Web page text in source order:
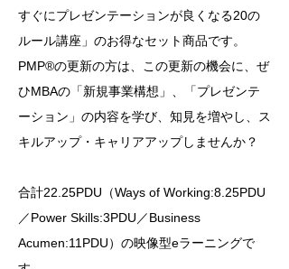
すぐにプレゼンテーションが良くなる20の
ルール講座」のお得なセット商品です。
PMP®の更新の方は、この更新の機会に、ぜ
ひMBAの「新規事業構想」、「プレゼンテ
ーション」の内容を学び、知見を増やし、ス
キルアップ・キャリアアップしませんか？
合計22.25PDU（Ways of Working:8.25PDU
／Power Skills:3PDU／Business
Acumen:11PDU）の映像型eラーニングで